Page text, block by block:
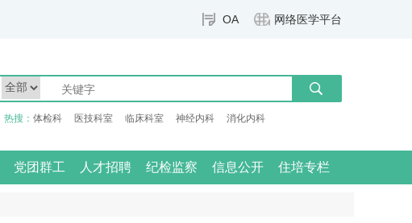
OA 网络医学平台
热搜： 体检科 医技科室 临床科室 神经内科 消化内科
党团群工 人才招聘 纪检监察 信息公开 住培专栏